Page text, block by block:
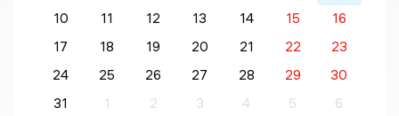
10
11 12 13 14 15
16
17
18 19 20 21 22
23
24
25 26 27 28 29
30
31
1 2 3 4 5 6